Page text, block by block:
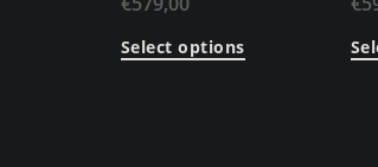
Select options